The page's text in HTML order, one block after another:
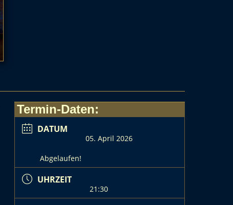
Termin-Daten:
DATUM
05. April 2026
Abgelaufen!
UHRZEIT
21:30